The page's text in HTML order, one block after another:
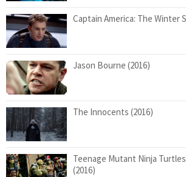
Captain America: The Winter
Jason Bourne (2016)
The Innocents (2016)
Teenage Mutant Ninja
(2016)